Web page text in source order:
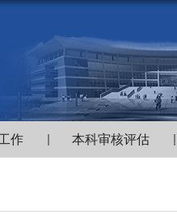
作 本科审核评估